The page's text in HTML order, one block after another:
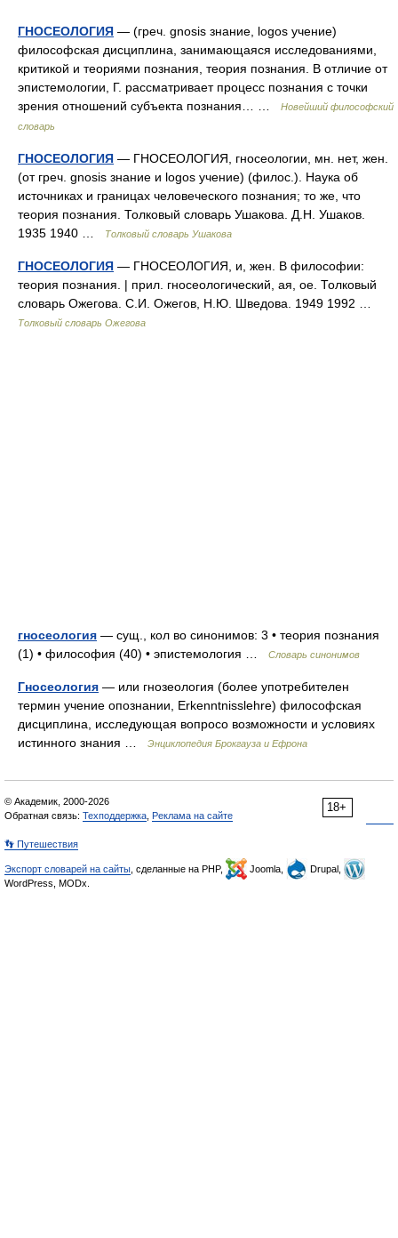
ГНОСЕОЛОГИЯ — (греч. gnosis знание, logos учение)
философская дисциплина, занимающаяся исследованиями,
критикой и теориями познания, теория познания. В отличие от
эпистемологии, Г. рассматривает процесс познания с точки
зрения отношений субъекта познания… …
Новейший философский
словарь
ГНОСЕОЛОГИЯ — ГНОСЕОЛОГИЯ, гносеологии, мн. нет, жен.
(от греч. gnosis знание и logos учение) (филос.). Наука об
источниках и границах человеческого познания; то же, что
теория познания. Толковый словарь Ушакова. Д.Н. Ушаков.
1935 1940 …
Толковый словарь Ушакова
ГНОСЕОЛОГИЯ — ГНОСЕОЛОГИЯ, и, жен. В философии:
теория познания. | прил. гносеологический, ая, ое. Толковый
словарь Ожегова. С.И. Ожегов, Н.Ю. Шведова. 1949 1992 …
Толковый словарь Ожегова
гносеология — сущ., кол во синонимов: 3 • теория познания
(1) • философия (40) • эпистемология …
Словарь синонимов
Гносеология — или гнозеология (более употребителен
термин учение опознании, Erkenntnisslehre) философская
дисциплина, исследующая вопросо возможности и условиях
истинного знания …
Энциклопедия Брокгауза и Ефрона
18+
© Академик, 2000-2026
Обратная связь: Техподдержка Реклама на сайте
👣 Путешествия
Экспорт словарей на сайты , сделанные на PHP, Joomla,
Drupal,
WordPress, MODx.